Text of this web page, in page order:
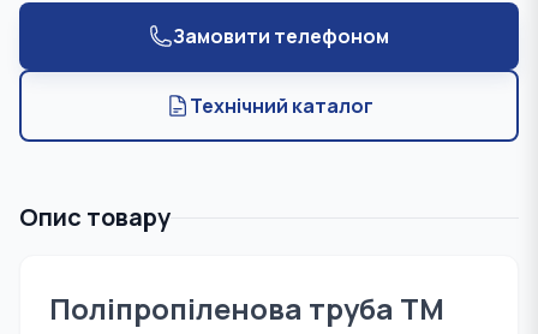
Замовити телефоном
Технічний каталог
Опис товару
Поліпропіленова труба TM